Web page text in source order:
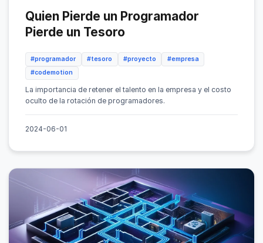
Quien Pierde un Programador
Pierde un Tesoro
#programador #tesoro #proyecto
#empresa
#codemotion
La importancia de retener el talento en la empresa y el costo
oculto de la rotación de programadores.
2024-06-01